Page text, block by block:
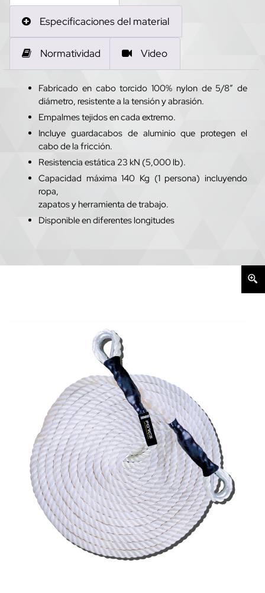
Especificaciones del material
Normatividad Video
Fabricado en cabo torcido 100% nylon de 5/8” de
diámetro, resistente a la tensión y abrasión.
Empalmes tejidos en cada extremo.
Incluye guardacabos de aluminio que protegen el
cabo de la fricción.
Resistencia estática 23 kN (5,000 lb).
Capacidad máxima 140 Kg (1 persona) incluyendo
ropa,
zapatos y herramienta de trabajo.
Disponible en diferentes longitudes